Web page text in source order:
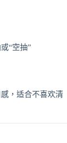
“空抽”
，适合不喜欢清